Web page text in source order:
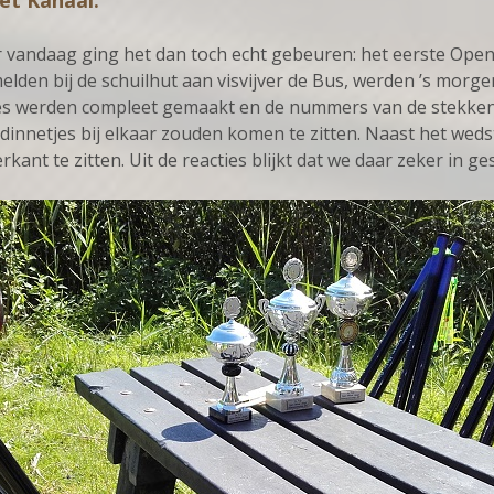
ging het dan toch echt gebeuren: het eerste
bij de schuilhut aan visvijver de Bus, werden ’s
compleet gemaakt en de nummers van de
bij elkaar zouden komen te zitten. Naast het
te zitten. Uit de reacties blijkt dat we daar zeker in